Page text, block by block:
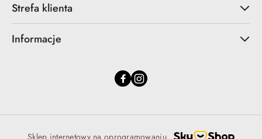
Strefa klienta
Informacje
Sklep internetowy na oprogramowaniu